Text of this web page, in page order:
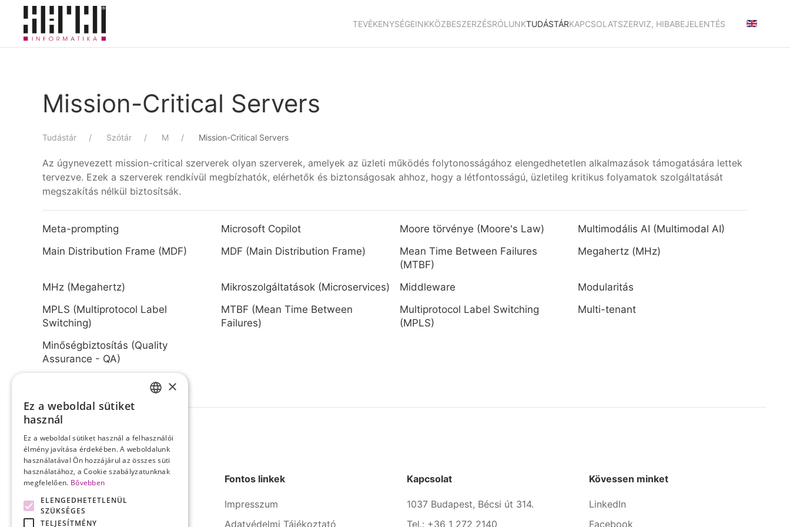
Skip to main content
TEVÉKENYSÉGEINKKÖZBESZERZÉSRÓLUNKTUDÁSTÁRKAPCSOLATSZERVIZ, HIBABEJELENTÉS
Mission-Critical Servers
Tudástár Szótár M Mission-Critical Servers
Az úgynevezett mission-critical szerverek olyan szerverek, amelyek az üzleti működés folytonosságához elengedhetetlen alkalmazások támogatására lettek
tervezve. Ezek a szerverek rendkívül megbízhatók, elérhetők és biztonságosak ahhoz, hogy a létfontosságú, üzletileg kritikus folyamatok szolgáltatását
megszakítás nélkül biztosítsák.
Meta-prompting Microsoft Copilot Moore törvénye (Moore's Law)
Multimodális AI (Multimodal AI)
Main Distribution Frame (MDF)
MDF (Main Distribution Frame)
Mean Time Between Failures
(MTBF)
Megahertz (MHz)
MHz (Megahertz) Mikroszolgáltatások (Microservices) Middleware
Modularitás
MPLS (Multiprotocol Label
Switching)
MTBF (Mean Time Between
Failures)
Multiprotocol Label Switching
(MPLS)
Multi-tenant
Minőségbiztosítás (Quality
Assurance - QA)
Fontos linkek
Impresszum
Adatvédelmi Tájékoztató
Kapcsolat
1037 Budapest, Bécsi út 314.
Tel.: +36 1 272 2140
Kövessen minket
LinkedIn
Facebook
×
Ez a weboldal sütiket
használ
Ez a weboldal sütiket használ a felhasználói
élmény javítása érdekében. A weboldalunk
használatával Ön hozzájárul az összes süti
használatához, a Cookie szabályzatunknak
megfelelően. Bővebben
ELENGEDHETETLENÜL
SZÜKSÉGES
TELJESÍTMÉNY